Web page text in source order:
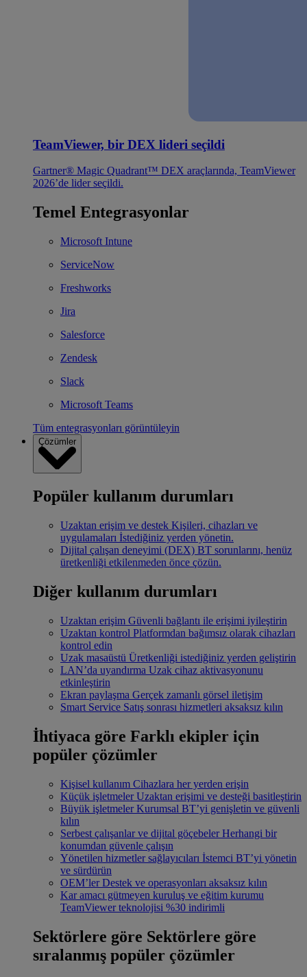
TeamViewer, bir DEX lideri seçildi
Gartner® Magic Quadrant™ DEX araçlarında, TeamViewer
2026’de lider seçildi.
Temel Entegrasyonlar
Microsoft Intune
ServiceNow
Freshworks
Jira
Salesforce
Zendesk
Slack
Microsoft Teams
Tüm entegrasyonları görüntüleyin
Çözümler
Popüler kullanım durumları
Uzaktan erişim ve destek Kişileri, cihazları ve
uygulamaları İstediğiniz yerden yönetin.
Dijital çalışan deneyimi (DEX) BT sorunlarını, henüz
üretkenliği etkilenmeden önce çözün.
Diğer kullanım durumları
Uzaktan erişim Güvenli bağlantı ile erişimi iyileştirin
Uzaktan kontrol Platformdan bağımsız olarak cihazları
kontrol edin
Uzak masaüstü Üretkenliği istediğiniz yerden geliştirin
LAN’da uyandırma Uzak cihaz aktivasyonunu
etkinleştirin
Ekran paylaşma Gerçek zamanlı görsel iletişim
Smart Service Satış sonrası hizmetleri aksaksız kılın
İhtiyaca göre Farklı ekipler için
popüler çözümler
Kişisel kullanım Cihazlara her yerden erişin
Küçük işletmeler Uzaktan erişimi ve desteği basitleştirin
Büyük işletmeler Kurumsal BT’yi genişletin ve güvenli
kılın
Serbest çalışanlar ve dijital göçebeler Herhangi bir
konumdan güvenle çalışın
Yönetilen hizmetler sağlayıcıları İstemci BT’yi yönetin
ve sürdürün
OEM’ler Destek ve operasyonları aksaksız kılın
Kar amacı gütmeyen kuruluş ve eğitim kurumu
TeamViewer teknolojisi %30 indirimli
Sektörlere göre Sektörlere göre
sıralanmış popüler çözümler